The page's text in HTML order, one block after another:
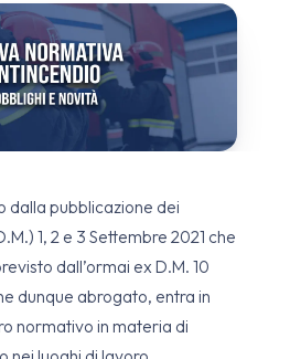
dalla pubblicazione dei
1, 2 e 3 Settembre 2021 che
dall’ormai ex D.M. 10
dunque abrogato, entra in
normativo in materia di